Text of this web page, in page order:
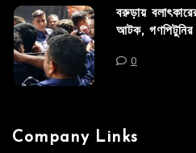
বরুড়ায়
আটক,
0
Company Links